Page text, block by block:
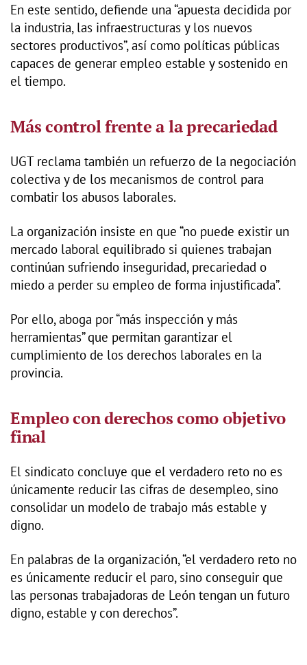
En este sentido, defiende una “apuesta decidida por
la industria, las infraestructuras y los nuevos
sectores productivos”, así como políticas públicas
capaces de generar empleo estable y sostenido en
el tiempo.
Más control frente a la precariedad
UGT reclama también un refuerzo de la negociación
colectiva y de los mecanismos de control para
combatir los abusos laborales.
La organización insiste en que “no puede existir un
mercado laboral equilibrado si quienes trabajan
continúan sufriendo inseguridad, precariedad o
miedo a perder su empleo de forma injustificada”.
Por ello, aboga por “más inspección y más
herramientas” que permitan garantizar el
cumplimiento de los derechos laborales en la
provincia.
Empleo con derechos como objetivo
final
El sindicato concluye que el verdadero reto no es
únicamente reducir las cifras de desempleo, sino
consolidar un modelo de trabajo más estable y
digno.
En palabras de la organización, “el verdadero reto no
es únicamente reducir el paro, sino conseguir que
las personas trabajadoras de León tengan un futuro
digno, estable y con derechos”.